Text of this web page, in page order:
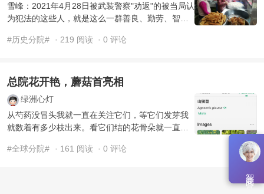
雪峰：2021年4月28日被武装警察"劝返"的被当局认
为犯法的这些人，就是这么一群善良、勤劳、智
在那群山之间，住 ...
#历史分院# · 219 阅读 · 0 评论
总院花开艳，蘑菇首亮相
绿洲心灯
从芍药没冒头我就一直在关注它们，等它们发芽我
就数着有多少枝出来。看它们结的花骨朵就一直感
都有蚂蚁在上面爬来 ...
#全球分院# · 161 阅读 · 0 评论